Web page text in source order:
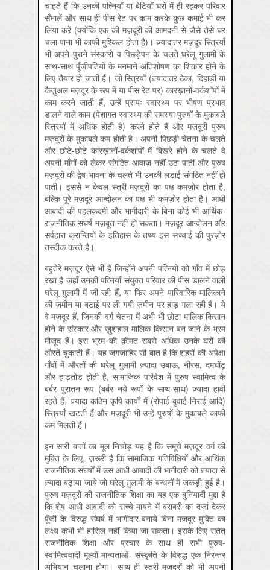
चाहते हैं कि उनकी पत्नियाँ या बेटियाँ घरों में ही रहकर परिवार
सँभालें और साथ ही पीस रेट पर काम करके कुछ कमाई भी कर
लिया करें (क्योंकि एक की मज़दूरी की आमदनी से जैसे-तैसे घर
चला पाना भी काफी मुश्किल होता है)। ज़्यादातर मज़दूर स्त्रियाँ
भी अपने पुराने संस्कारों व पिछड़ेपन के चलते घरेलू गुलामी के
साथ-साथ पूँजीपतियों के मनमाने अतिशोषण का शिकार होने के
लिए तैयार हो जाती हैं। जो स्त्रियाँ (ज़्यादातर ठेका, दिहाड़ी या
कैज़ुअल मज़दूर के रूप में या पीस रेट पर) कारख़ानों-वर्कशॉपों में
काम करने जाती हैं, उन्हें प्रायः स्वास्थ्य पर भीषण प्रभाव
डालने वाले काम (पेशागत स्वास्थ्य की समस्या पुरुषों के मुकाबले
स्त्रियों में अधिक होती है) करने होते हैं और मज़दूरी पुरुष
मज़दूरों के मुकाबले कम होती है। अपनी पिछड़ी चेतना के चलते
और छोटे-छोटे कारख़ानों-वर्कशापों में बिखरे होने के चलते वे
अपनी माँगों को लेकर संगठित आवाज़ नहीं उठा पातीं और पुरुष
मज़दूरों की द्वेष-भावना के चलते भी उनकी लड़ाई संगठित नहीं हो
पाती। इससे न केवल स्त्री-मज़दूरों का पक्ष कमज़ोर होता है,
बल्कि पूरे मज़दूर आन्दोलन का पक्ष भी कमज़ोर होता है। आधी
आबादी की पहलक़दमी और भागीदारी के बिना कोई भी आर्थिक-
राजनीतिक संघर्ष मज़बूत नहीं हो सकता। मज़दूर आन्दोलन और
सर्वहारा क्रान्तियों के इतिहास के तथ्य इस सच्चाई की पुरज़ोर
तस्दीक करते हैं।
बहुतेरे मज़दूर ऐसे भी हैं जिन्होंने अपनी पत्नियों को गाँव में छोड़
रखा है जहाँ उनकी पत्नियाँ संयुक्त परिवार की पीस डालने वाली
घरेलू ग़ुलामी में जी रही हैं, या फिर अपने पारिवारिक मालिकाने
की ज़मीन या बटाई पर ली गयी ज़मीन पर हाड़ गला रही हैं। ये
वे मज़दूर हैं, जिनकी वर्ग चेतना में अभी भी छोटा मालिक किसान
होने के संस्कार और ख़ुशहाल मालिक किसान बन जाने के भ्रम
मौजूद हैं। इस भ्रम की क़ीमत सबसे अधिक उनके घरों की
औरतें चुकाती हैं। यह जगज़ाहिर सी बात है कि शहरों की अपेक्षा
गाँवों में औरतों की घरेलू ग़ुलामी ज़्यादा उबाऊ, नीरस, दमघोंटू
और हाड़तोड़ होती है, सामाजिक परिवेश में पुरुष स्वामित्व के
बर्बर पुरातन रूप (बर्बर नये रूपों के साथ-साथ) ज़्यादा हावी
रहते हैं, ज़्यादा कठिन कृषि कार्यों में (रोपाई-बुवाई-निराई आदि)
स्त्रियाँ खटती हैं और मज़दूरी भी उन्हें पुरुषों के मुकाबले काफी
कम मिलती हैं।
इन सारी बातों का मूल निचोड़ यह है कि समूचे मज़दूर वर्ग की
मुक्ति के लिए, ज़रूरी है कि सामाजिक गतिविधियों और आर्थिक
राजनीतिक संघर्षों में उस आधी आबादी की भागीदारी को ज़्यादा से
ज़्यादा बढ़ाया जाये जो घरेलू ग़ुलामी के बन्धनों में जकड़ी हुई है।
पुरुष मज़दूरों की राजनीतिक शिक्षा का यह एक बुनियादी मुद्दा है
कि शेष आधी आबादी को सच्चे मायने में बराबरी का दर्जा देकर
पूँजी के विरुद्ध संघर्ष में भागीदार बनाये बिना मज़दूर मुक्ति का
लक्ष्य कभी भी हासिल नहीं किया जा सकता। इसके लिए सतत्
राजनीतिक शिक्षा और प्रचार के साथ ही सभी पुरुष-
स्वामित्ववादी मूल्यों-मान्यताओं- संस्कृति के विरुद्ध एक निरन्तर
अभियान चलाना होगा। साथ ही स्त्री मज़दूरों को भी अपनी